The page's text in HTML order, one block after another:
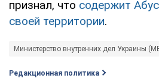
признал, что содержит
своей территории.
Министерство внутренних дел Украины
Редакционная политика